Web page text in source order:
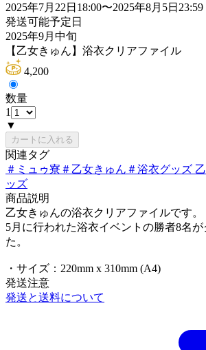
2025年7月22日18:00〜2025年8月5日23:59
発送可能予定日
2025年9月中旬
【乙女きゅん】浴衣クリアファイル
4,200
数量
1
▼
カートに入れる
関連タグ
＃ ミュゥ寮 ＃ 乙女きゅん ＃浴衣グッズ
ッズ
商品説明
乙女きゅんの浴衣クリアファイルです。
5月に行われた浴衣イベントの勝者8名
た。
・サイズ：220mm x 310mm (A4)
発送注意
発送と送料について